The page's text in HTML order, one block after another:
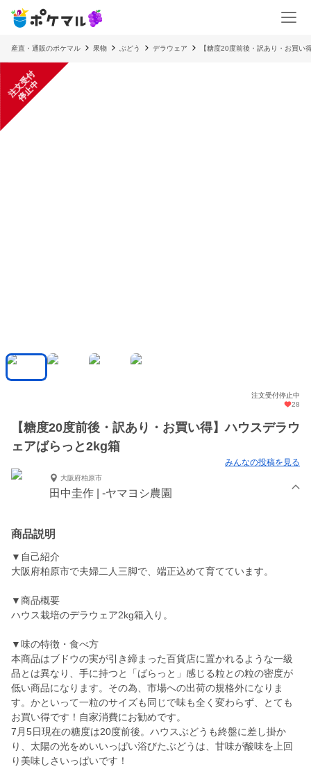
産直・通販のポケマル 果物 ぶどう デラウェア 【糖度20度前後・訳あり・お買い
注
文
受
付
停
止
中
注文受付停止中
28
【糖度20度前後・訳あり・お買い得】ハウスデラウ
ェアばらっと2kg箱
みんなの投稿を見る
大阪府柏原市
田中圭作 | -ヤマヨシ農園
商品説明
▼自己紹介
大阪府柏原市で夫婦二人三脚で、端正込めて育てています。
▼商品概要
ハウス栽培のデラウェア2kg箱入り。
▼味の特徴・食べ方
本商品はブドウの実が引き締まった百貨店に置かれるような一級
品とは異なり、手に持つと「ばらっと」感じる粒との粒の密度が
低い商品になります。その為、市場への出荷の規格外になりま
す。かといって一粒のサイズも同じで味も全く変わらず、とても
お買い得です！自家消費にお勧めです。
7月5日現在の糖度は20度前後。ハウスぶどうも終盤に差し掛か
り、太陽の光をめいいっぱい浴びたぶどうは、甘味が酸味を上回
り美味しさいっぱいです！